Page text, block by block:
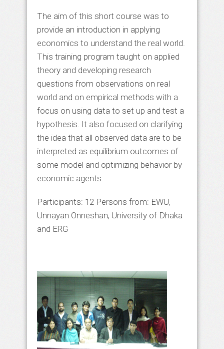
The aim of this short course was to
provide an introduction in applying
economics to understand the real world.
This training program taught on applied
theory and developing research
questions from observations on real
world and on empirical methods with a
focus on using data to set up and test a
hypothesis. It also focused on clarifying
the idea that all observed data are to be
interpreted as equilibrium outcomes of
some model and optimizing behavior by
economic agents.
Participants: 12 Persons from: EWU,
Unnayan Onneshan, University of Dhaka
and ERG